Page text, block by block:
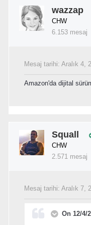
wazzap
CHW
6.153 mesaj
Mesaj tarihi: Aralık 4,
Amazon'da dijital
Squall
CHW
2.571 mesaj
Mesaj tarihi: Aralık 7,
On 12/4/